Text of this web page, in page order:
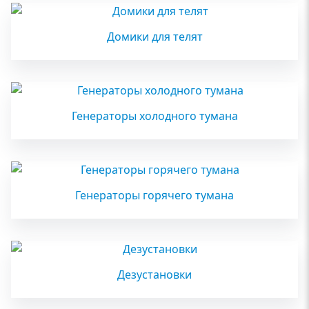
Домики для телят
Генераторы холодного тумана
Генераторы горячего тумана
Дезустановки